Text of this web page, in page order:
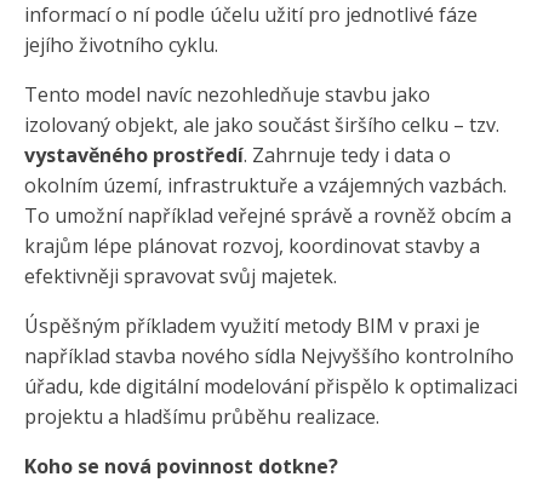
informací o ní podle účelu užití pro jednotlivé fáze
jejího životního cyklu.
Tento model navíc nezohledňuje stavbu jako
izolovaný objekt, ale jako součást širšího celku – tzv.
vystavěného prostředí. Zahrnuje tedy i data o
okolním území, infrastruktuře a vzájemných vazbách.
To umožní například veřejné správě a rovněž obcím a
krajům lépe plánovat rozvoj, koordinovat stavby a
efektivněji spravovat svůj majetek.
Úspěšným příkladem využití metody BIM v praxi je
například stavba nového sídla Nejvyššího kontrolního
úřadu, kde digitální modelování přispělo k optimalizaci
projektu a hladšímu průběhu realizace.
Koho se nová povinnost dotkne?